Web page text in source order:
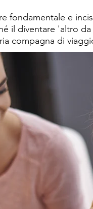
fondamentale e
il diventare 'altro
compagna di